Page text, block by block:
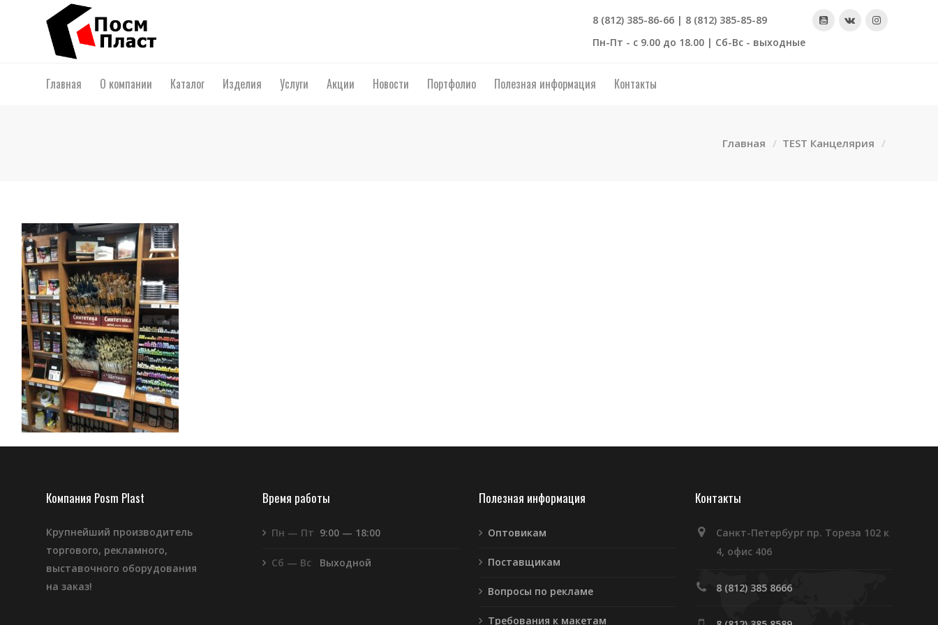
8 (812) 385-86-66 | 8 (812) 385-85-89
Пн-Пт - с 9.00 до 18.00 | Сб-Вс - выходные
Главная О компании Каталог Изделия Услуги Акции Новости Портфолио Полезная информация Контакты
Главная TEST Канцелярия
Компания Posm Plast
Крупнейший производитель
торгового, рекламного,
выставочного оборудования
на заказ!
Время работы
Пн — Пт 9:00 — 18:00
Сб — Вс Выходной
Полезная информация
Оптовикам
Поставщикам
Вопросы по рекламе
Требования к макетам
Контакты
Санкт-Петербург пр. Тореза 102 к
4, офис 406
8 (812) 385 8666